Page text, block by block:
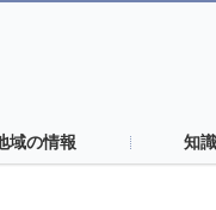
域の情報 知